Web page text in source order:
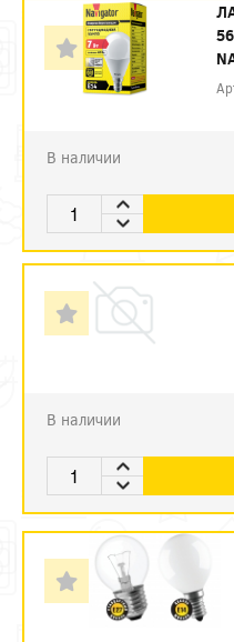
В наличии
В наличии